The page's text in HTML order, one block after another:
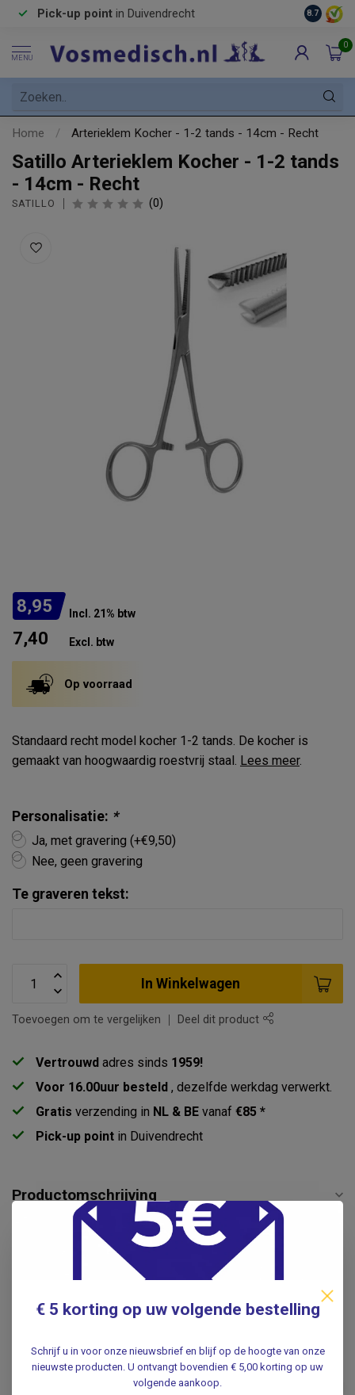
Pick-up point in Duivendrecht 8.7
MENU
0
Home / Arterieklem Kocher - 1-2 tands - 14cm - Recht
Satillo Arterieklem Kocher - 1-2 tands
- 14cm - Recht
SATILLO (0)
8,95 Incl. 21% btw
7,40 Excl. btw
Op voorraad
Standaard recht model kocher 1-2 tands. De kocher is
gemaakt van hoogwaardig roestvrij staal. Lees meer.
Personalisatie: *
Ja, met gravering (+€9,50)
Nee, geen gravering
Te graveren tekst:
In Winkelwagen
Toevoegen om te vergelijken Deel dit product
Vertrouwd adres sinds 1959!
Voor 16.00uur besteld , dezelfde werkdag verwerkt.
Gratis verzending in NL & BE vanaf €85 *
Pick-up point in Duivendrecht
Productomschrijving
Specificaties
Mosquito Halsted arterieklem
- Gebogen - Anatomisch
€ 5 korting op uw volgende bestelling
Schrijf u in voor onze nieuwsbrief en blijf op de hoogte van onze
nieuwste producten. U ontvangt bovendien € 5,00 korting op uw
volgende aankoop.